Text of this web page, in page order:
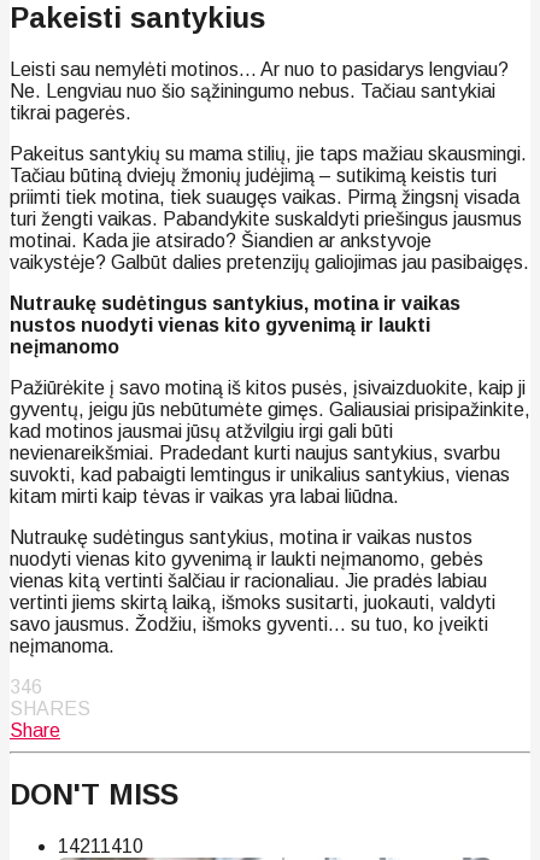
Pakeisti santykius
Leisti sau nemylėti motinos… Ar nuo to pasidarys lengviau?
Ne. Lengviau nuo šio sąžiningumo nebus. Tačiau santykiai
tikrai pagerės.
Pakeitus santykių su mama stilių, jie taps mažiau skausmingi.
Tačiau būtiną dviejų žmonių judėjimą – sutikimą keistis turi
priimti tiek motina, tiek suaugęs vaikas. Pirmą žingsnį visada
turi žengti vaikas. Pabandykite suskaldyti priešingus jausmus
motinai. Kada jie atsirado? Šiandien ar ankstyvoje
vaikystėje? Galbūt dalies pretenzijų galiojimas jau pasibaigęs.
Nutraukę sudėtingus santykius, motina ir vaikas
nustos nuodyti vienas kito gyvenimą ir laukti
neįmanomo
Pažiūrėkite į savo motiną iš kitos pusės, įsivaizduokite, kaip ji
gyventų, jeigu jūs nebūtumėte gimęs. Galiausiai prisipažinkite,
kad motinos jausmai jūsų atžvilgiu irgi gali būti
nevienareikšmiai. Pradedant kurti naujus santykius, svarbu
suvokti, kad pabaigti lemtingus ir unikalius santykius, vienas
kitam mirti kaip tėvas ir vaikas yra labai liūdna.
Nutraukę sudėtingus santykius, motina ir vaikas nustos
nuodyti vienas kito gyvenimą ir laukti neįmanomo, gebės
vienas kitą vertinti šalčiau ir racionaliau. Jie pradės labiau
vertinti jiems skirtą laiką, išmoks susitarti, juokauti, valdyti
savo jausmus. Žodžiu, išmoks gyventi… su tuo, ko įveikti
neįmanoma.
346
SHARES
Share
DON'T MISS
14211410